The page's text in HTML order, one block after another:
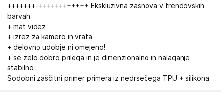
++++++++++++++++++++ Ekskluzivna zasnova v trendovskih
barvah
+ mat videz
+ izrez za kamero in vrata
+ delovno udobje ni omejeno!
+ se zelo dobro prilega in je dimenzionalno in nalaganje
stabilno
Sodobni zaščitni primer primera iz nedrsečega TPU + silikona